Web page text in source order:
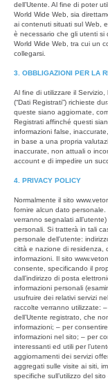
dell’Utente. Al fine di poter
World Wide Web, sia
ai contenuti situati sul Web,
è necessario che gli utenti si
World Wide Web, tra cui un
collegarsi.
3. OBBLIGAZIONI PER LA
Al fine di utilizzare il
(“Dati Registrati”) richieste
queste siano aggiornate,
Registrati affinché questi
informazioni false,
in base a una propria
inaccurate, non attuali o
account e di impedire un
4. PRIVACY POLICY
Normalmente il sito
fornire alcun dato personale.
verranno segnalati
personali. Si tratterà in tali
personale dell’utente:
città e nazione di residenza,
informazioni. Il sito
consente, specificando il
dall’indirizzo di posta
informazioni personali
usufruire dei relativi servizi
raccolte verranno utilizzate:
dell’Utente registrato, che
informazioni; – per
informazioni nel sito; – per
interessanti ed utili per
aggiornamenti dei servizi
aggregati sulle visite ai siti,
specifiche sull’utilizzo del